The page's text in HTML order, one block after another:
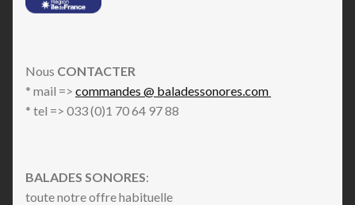
Nous CONTACTER
* mail => commandes @ baladessonores.com
* tel => 033 (0)1 70 64 97 88
BALADES SONORES:
toute notre offre habituelle